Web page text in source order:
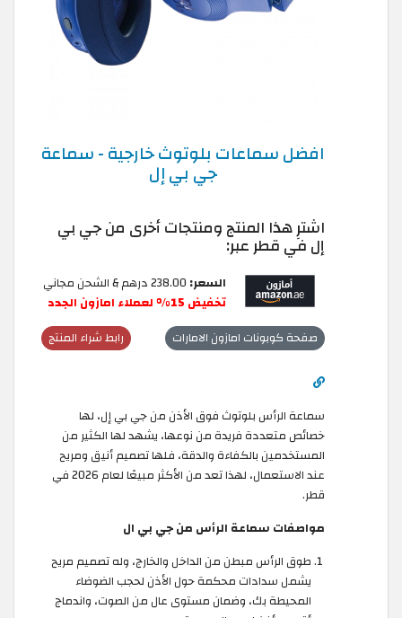
افضل سماعات بلوتوث خارجية - سماعة
جي بي إل
اشترِ هذا المنتج ومنتجات أخرى من جي بي
إل في قطر عبر:
السعر:
تخفيض 15% لعملاء امازون الجدد
رابط شراء المنتج صفحة كوبونات امازون الامارات
سماعة الرأس بلوتوث فوق الأذن من جي بي إل، لها
خصائص متعددة فريدة من نوعها، يشهد لها الكثير من
المستخدمين بالكفاءة والدقة، فلها تصميم أنيق ومريح
عند الاستعمال، لهذا تعد من الأكثر مبيعًا لعام 2026 في
قطر.
مواصفات سماعة الرأس من جي بي ال
طوق الرأس مبطن من الداخل والخارج، وله تصميم مريح
يشمل سدادات محكمة حول الأذن لحجب الضوضاء
المحيطة بك، وضمان مستوى عال من الصوت، واندماج